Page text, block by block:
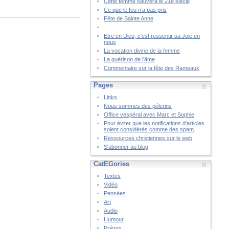
Ce que le feu n’a pas pris
Fête de Sainte Anne
Etre en Dieu, c'est ressentir sa Joie en
nous
La vocation divine de la femme
La guérison de l’âme
Commentaire sur la fête des Rameaux
Pages
Links
Nous sommes des pélerins
Office vespéral avec Marc et Sophie
Pour éviter que les notifications d'articles
soient considérés comme des spam
Ressources chrétiennes sur le web
S'abonner au blog
CatÉGories
Textes
Vidéo
Pensées
Art
Audio
Humour